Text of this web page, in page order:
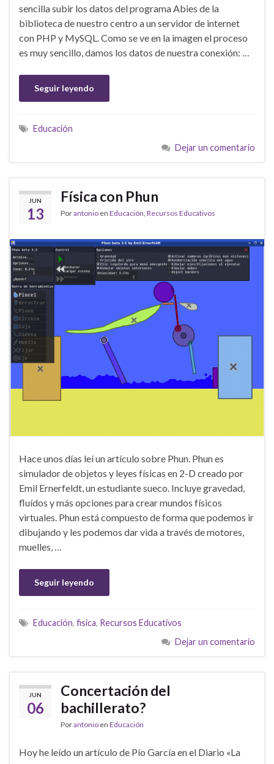
sencilla subir los datos del programa Abies de la
biblioteca de nuestro centro a un servidor de internet
con PHP y MySQL. Como se ve en la imagen el proceso
es muy sencillo, damos los datos de nuestra conexión: …
Seguir leyendo
Educación
Dejar un comentario
JUN
13
Física con Phun
Porantonio en Educación Recursos Educativos
Hace unos días leí un artículo sobre Phun. Phun es
simulador de objetos y leyes físicas en 2-D creado por
Emil Ernerfeldt, un estudiante sueco. Incluye gravedad,
fluídos y más opciones para crear mundos físicos
virtuales. Phun está compuesto de forma que podemos ir
dibujando y les podemos dar vida a través de motores,
muelles, …
Seguir leyendo
Educación, fisica, Recursos Educativos
Dejar un comentario
JUN
06
Concertación del
bachillerato?
Porantonio en Educación
Hoy he leído un artículo de Pío García en el Diario «La